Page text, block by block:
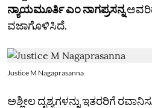
ನ್ಯಾಯಮೂರ್ತಿ ಎಂ ನಾಗಪ್ರಸನ್ನ
ವಜಾಗೊಳಿಸಿದೆ.
Justice M Nagaprasanna
ಅಶ್ಲೀಲ ದೃಶ್ಯಗಳನ್ನು ಇತರರಿಗೆ